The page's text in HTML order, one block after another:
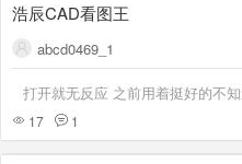
浩辰CAD看图王
abcd0469_1
17 1